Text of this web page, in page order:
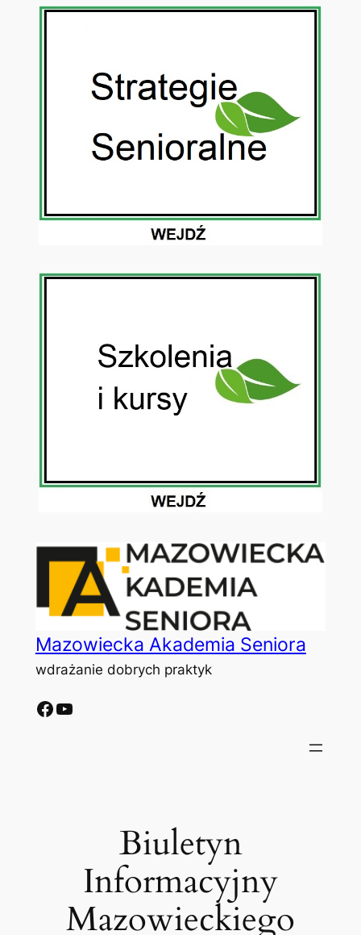
Mazowiecka Akademia Seniora
wdrażanie dobrych praktyk
Facebook
YouTube
Biuletyn
Informacyjny
Mazowieckiego